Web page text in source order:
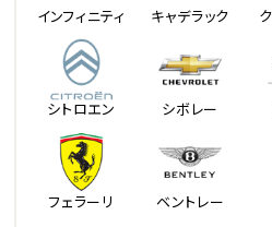
インフィニティ キャデラック
シトロエン シボレー
フェラーリ ベントレー